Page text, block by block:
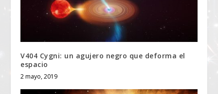
V404 Cygni: un agujero negro que deforma el
espacio
2 mayo, 2019